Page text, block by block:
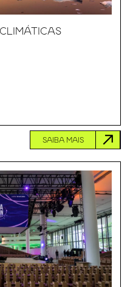
SAIBA MAIS